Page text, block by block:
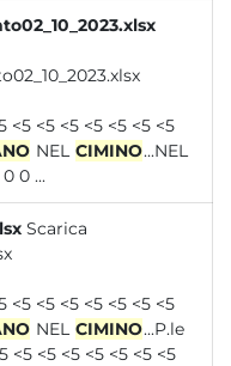
<5 <5 <5 <5 <5 <5 <5
NEL CIMINO...NEL
0 0 0 0 ...
Scarica
<5 <5 <5 <5 <5 <5 <5
NEL CIMINO...P.le
<5 <5 <5 <5 <5 <5 <5